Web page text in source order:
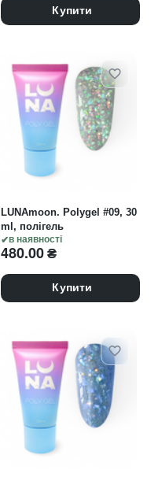
Купити
в наявності
LUNAmoon. Polygel #09, 30
ml, полігель
480.00₴
Купити